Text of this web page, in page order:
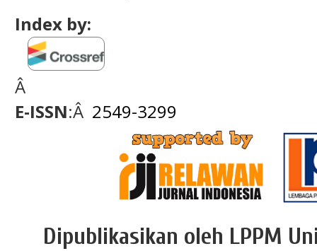
Index by:
Â
E-ISSN:Â 2549-3299
Dipublikasikan oleh LPPM